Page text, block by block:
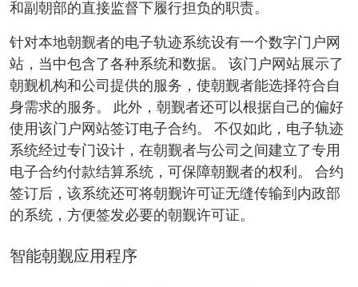
和副朝部的直接监督下履行担负的职责。
针对本地朝觐者的电子轨迹系统设有一个数字门户网
站，当中包含了各种系统和数据。 该门户网站展示了
朝觐机构和公司提供的服务，使朝觐者能选择符合自
身需求的服务。 此外，朝觐者还可以根据自己的偏好
使用该门户网站签订电子合约。 不仅如此，电子轨迹
系统经过专门设计，在朝觐者与公司之间建立了专用
电子合约付款结算系统，可保障朝觐者的权利。 合约
签订后，该系统还可将朝觐许可证无缝传输到内政部
的系统，方便签发必要的朝觐许可证。
智能朝觐应用程序